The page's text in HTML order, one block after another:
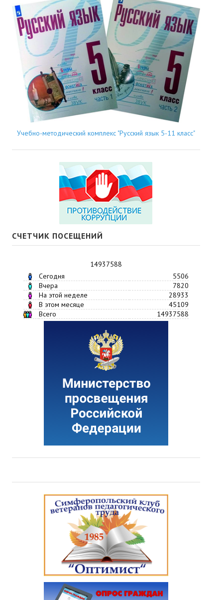
Учебно-методический комплекс "Русский язык 5-11 класс"
СЧЕТЧИК ПОСЕЩЕНИЙ
14937588
Сегодня
5506
Вчера
7820
На этой неделе
28933
В этом месяце
45109
Всего
14937588